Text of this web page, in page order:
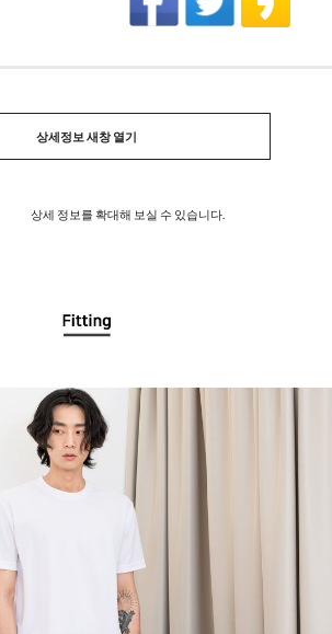
상세정보 새창 열기
상세 정보를 확대해 보실 수 있습니다.